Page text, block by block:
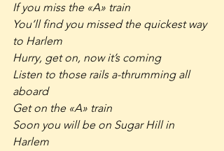
If you miss the «A» train
You’ll find you missed the quickest way
to Harlem
Hurry, get on, now it’s coming
Listen to those rails a-thrumming all
aboard
Get on the «A» train
Soon you will be on Sugar Hill in
Harlem